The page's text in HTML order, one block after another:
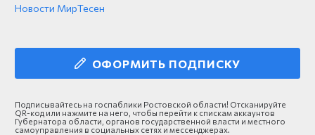
Новости МирТесен
ОФОРМИТЬ ПОДПИСКУ
Подписывайтесь на госпаблики Ростовской области! Отсканируйте
QR-код или нажмите на него, чтобы перейти к спискам аккаунтов
Губернатора области, органов государственной власти и местного
самоуправления в социальных сетях и мессенджерах.